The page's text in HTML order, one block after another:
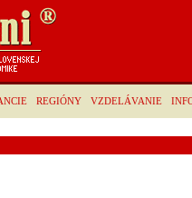
REGIÓNY VZDELÁVANIE